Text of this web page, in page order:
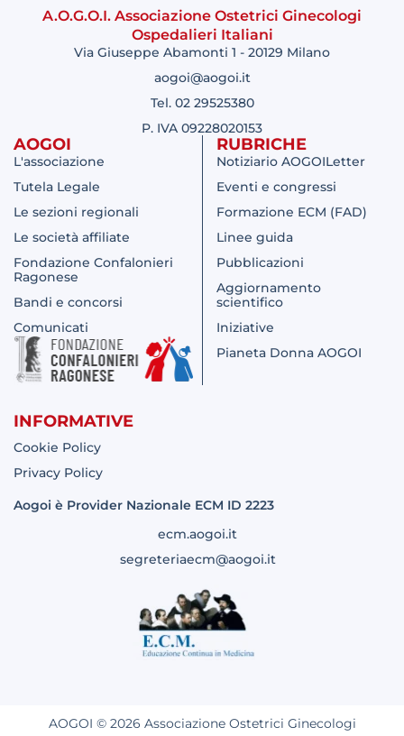
A.O.G.O.I. Associazione Ostetrici Ginecologi
Ospedalieri Italiani
Via Giuseppe Abamonti 1 - 20129 Milano
aogoi@aogoi.it
Tel. 02 29525380
P. IVA 09228020153
AOGOI
L'associazione
Tutela Legale
Le sezioni regionali
Le società affiliate
Fondazione Confalonieri
Ragonese
Bandi e concorsi
Comunicati
RUBRICHE
Notiziario AOGOILetter
Eventi e congressi
Formazione ECM (FAD)
Linee guida
Pubblicazioni
Aggiornamento
scientifico
Iniziative
Pianeta Donna AOGOI
INFORMATIVE
Cookie Policy
Privacy Policy
Aogoi è Provider Nazionale ECM ID 2223
ecm.aogoi.it
segreteriaecm@aogoi.it
AOGOI © 2026 Associazione Ostetrici Ginecologi